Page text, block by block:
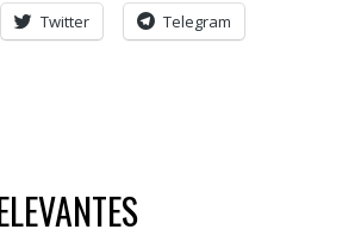
Twitter Telegram